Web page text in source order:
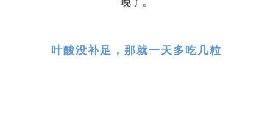
叶酸没补足，那就一天多吃几粒